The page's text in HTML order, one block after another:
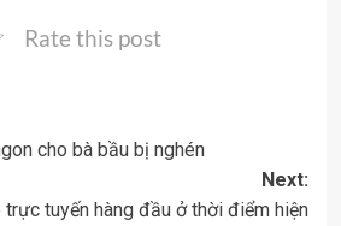
Rate this post
cho bà bầu bị nghén
Next:
tuyến hàng đầu ở thời điểm hiện